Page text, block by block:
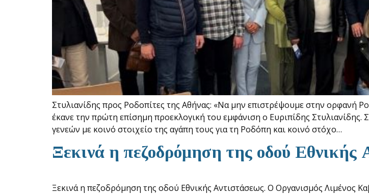
Στυλιανίδης προς Ροδοπίτες της Αθήνας: «Να μην επιστρέψουμε στην ορφανή
έκανε την πρώτη επίσημη προεκλογική του εμφάνιση ο Ευριπίδης
γενεών με κοινό στοιχείο της αγάπη τους για τη Ροδόπη και κοινό στόχο…
Ξεκινά η πεζοδρόμηση της οδού Εθνικής
Ξεκινά η πεζοδρόμηση της οδού Εθνικής Αντιστάσεως. Ο Οργανισμός Λιμένος